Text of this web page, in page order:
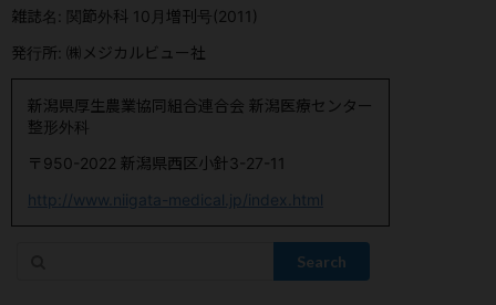
雑誌名: 関節外科 10月増刊号(2011)
発行所: ㈱メジカルビュー社
新潟県厚生農業協同組合連合会 新潟医療センター
整形外科
〒950-2022 新潟県西区小針3-27-11
http://www.niigata-medical.jp/index.html
Search